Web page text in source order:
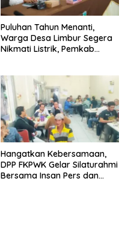
Puluhan Tahun Menanti,
Warga Desa Limbur Segera
Nikmati Listrik, Pemkab
Hangatkan Kebersamaan,
DPP FKPWK Gelar Silaturahmi
Bersama Insan Pers dan